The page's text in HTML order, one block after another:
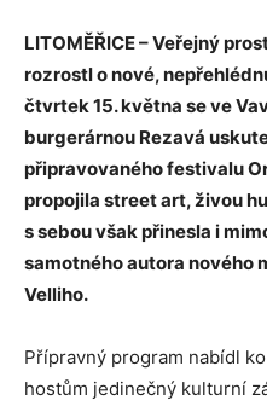
LITOMĚŘICE – Veřejný
rozrostl o nové,
čtvrtek 15. května se ve
burgerárnou Rezavá
připravovaného festivalu
propojila street art, živou
s sebou však přinesla i
samotného autora nového
Velliho.
Přípravný program nabídl
hostům jedinečný kulturní